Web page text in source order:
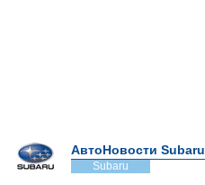
АвтоНовости Subaru
Subaru